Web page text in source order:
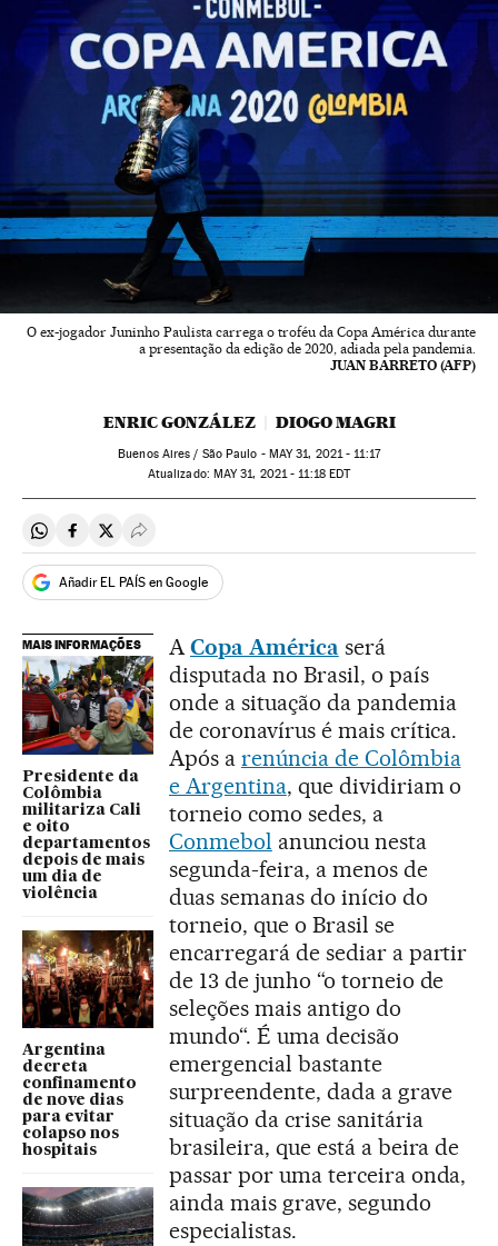
O ex-jogador Juninho Paulista carrega o troféu da Copa América durante
a presentação da edição de 2020, adiada pela pandemia.
JUAN BARRETO (AFP)
ENRIC GONZÁLEZ DIOGO MAGRI
Buenos Aires / São Paulo - MAY31, 2021 - 11:17
atualizado: MAY31, 2021 - 11:18EDT
Compartir en Whatsapp
Compartir en Facebook
Compartir en Twitter
Desplegar Redes Sociales
Añadir EL PAÍS en Google
MAIS INFORMAÇÕES
Presidente da
Colômbia
militariza Cali
e oito
departamentos
depois de mais
um dia de
violência
Argentina
decreta
confinamento
de nove dias
para evitar
colapso nos
hospitais
ACopa América será
disputada no Brasil, o país
onde a situação da pandemia
de coronavírus é mais crítica.
Após a renúncia de Colômbia
e Argentina, que dividiriam o
torneio como sedes, a
Conmebol anunciou nesta
segunda-feira, a menos de
duas semanas do início do
torneio, que o Brasil se
encarregará de sediar a partir
de 13 de junho “o torneio de
seleções mais antigo do
mundo“. É uma decisão
emergencial bastante
surpreendente, dada a grave
situação da crise sanitária
brasileira, que está a beira de
passar por uma terceira onda,
ainda mais grave, segundo
especialistas.